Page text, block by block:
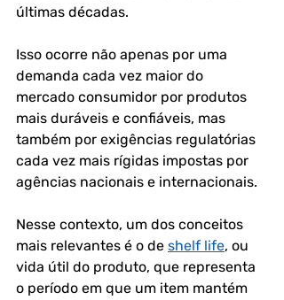
últimas décadas.
Isso ocorre não apenas por uma
demanda cada vez maior do
mercado consumidor por produtos
mais duráveis e confiáveis, mas
também por exigências regulatórias
cada vez mais rígidas impostas por
agências nacionais e internacionais.
Nesse contexto, um dos conceitos
mais relevantes é o de shelf life, ou
vida útil do produto, que representa
o período em que um item mantém